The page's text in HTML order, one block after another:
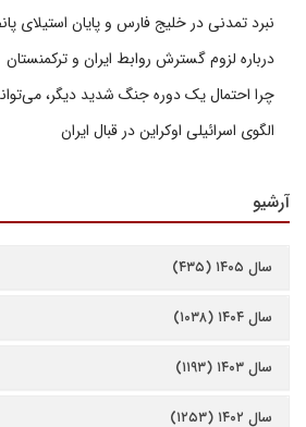
نبرد تمدنی در خلیج فارس و پایان استیلای
درباره لزوم گسترش روابط ایران و ترکمنستان
چرا احتمال یک دوره جنگ شدید دیگر،
الگوی اسرائیلی اوکراین در قبال ایران
آرشیو
سال ۱۴۰۵ (۴۳۵)
سال ۱۴۰۴ (۱۰۳۸)
سال ۱۴۰۳ (۱۱۹۳)
سال ۱۴۰۲ (۱۲۵۳)